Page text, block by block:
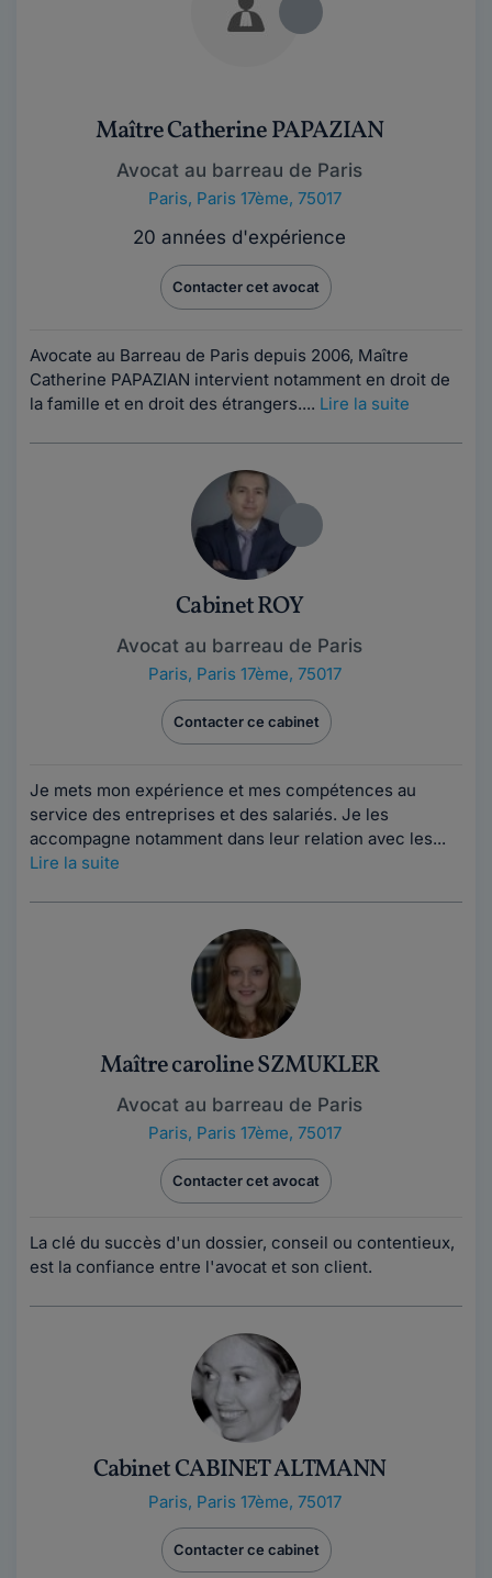
Maître Catherine PAPAZIAN
Avocat au barreau de Paris
Paris, Paris 17ème, 75017
20 années d'expérience
Contacter cet avocat
Avocate au Barreau de Paris depuis 2006, Maître
Catherine PAPAZIAN intervient notamment en droit de
la famille et en droit des étrangers.... Lire la suite
Cabinet ROY
Avocat au barreau de Paris
Paris, Paris 17ème, 75017
Contacter ce cabinet
Je mets mon expérience et mes compétences au
service des entreprises et des salariés. Je les
accompagne notamment dans leur relation avec les...
Lire la suite
Maître caroline SZMUKLER
Avocat au barreau de Paris
Paris, Paris 17ème, 75017
Contacter cet avocat
La clé du succès d'un dossier, conseil ou contentieux,
est la confiance entre l'avocat et son client.
Cabinet CABINET ALTMANN
Paris, Paris 17ème, 75017
Contacter ce cabinet